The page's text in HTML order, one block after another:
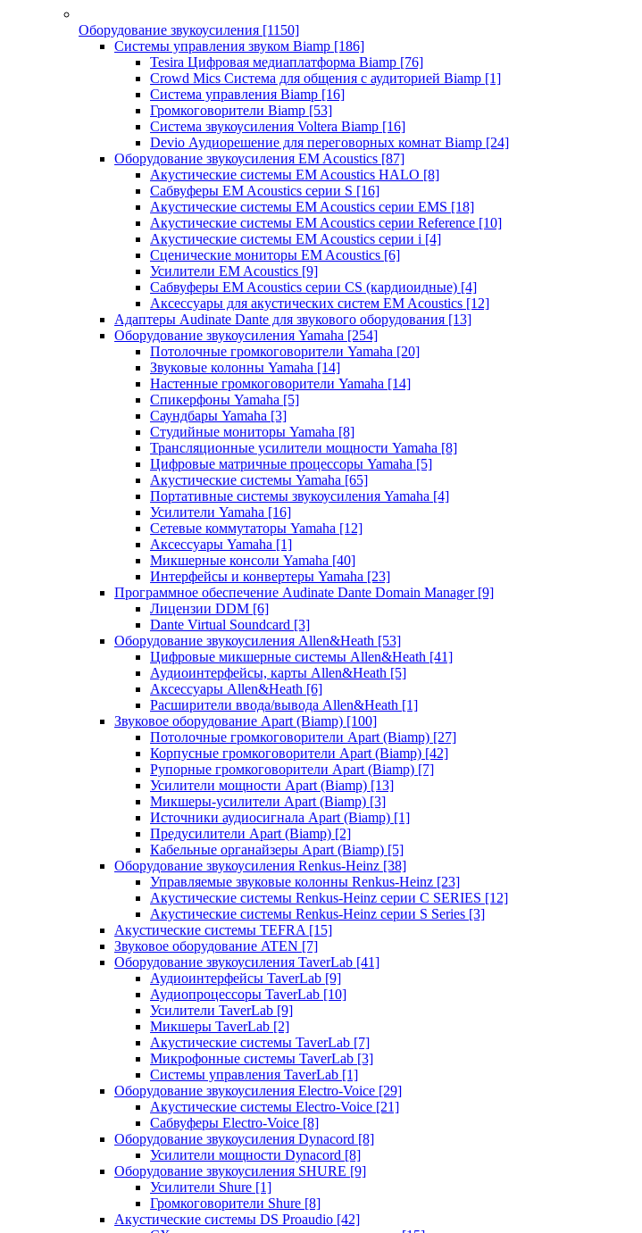
Оборудование звукоусиления [1150]
Системы управления звуком Biamp [186]
Tesira Цифровая медиаплатформа Biamp [76]
Crowd Mics Система для общения с аудиторией Biamp [1]
Система управления Biamp [16]
Громкоговорители Biamp [53]
Система звукоусиления Voltera Biamp [16]
Devio Аудиорешение для переговорных комнат Biamp [24]
Оборудование звукоусиления EM Acoustics [87]
Акустические системы EM Acoustics HALO [8]
Сабвуферы EM Acoustics серии S [16]
Акустические системы EM Acoustics серии EMS [18]
Акустические системы EM Acoustics серии Reference [10]
Акустические системы EM Acoustics серии i [4]
Сценические мониторы EM Acoustics [6]
Усилители EM Acoustics [9]
Сабвуферы EM Acoustics серии CS (кардиоидные) [4]
Аксессуары для акустических систем EM Acoustics [12]
Адаптеры Audinate Dante для звукового оборудования [13]
Оборудование звукоусиления Yamaha [254]
Потолочные громкоговорители Yamaha [20]
Звуковые колонны Yamaha [14]
Настенные громкоговорители Yamaha [14]
Спикерфоны Yamaha [5]
Саундбары Yamaha [3]
Студийные мониторы Yamaha [8]
Трансляционные усилители мощности Yamaha [8]
Цифровые матричные процессоры Yamaha [5]
Акустические системы Yamaha [65]
Портативные системы звукоусиления Yamaha [4]
Усилители Yamaha [16]
Сетевые коммутаторы Yamaha [12]
Аксессуары Yamaha [1]
Микшерные консоли Yamaha [40]
Интерфейсы и конвертеры Yamaha [23]
Программное обеспечение Audinate Dante Domain Manager [9]
Лицензии DDM [6]
Dante Virtual Soundcard [3]
Оборудование звукоусиления Allen&Heath [53]
Цифровые микшерные системы Allen&Heath [41]
Аудиоинтерфейсы, карты Allen&Heath [5]
Аксессуары Allen&Heath [6]
Расширители ввода/вывода Allen&Heath [1]
Звуковое оборудование Apart (Biamp) [100]
Потолочные громкоговорители Apart (Biamp) [27]
Корпусные громкоговорители Apart (Biamp) [42]
Рупорные громкоговорители Apart (Biamp) [7]
Усилители мощности Apart (Biamp) [13]
Микшеры-усилители Apart (Biamp) [3]
Источники аудиосигнала Apart (Biamp) [1]
Предусилители Apart (Biamp) [2]
Кабельные органайзеры Apart (Biamp) [5]
Оборудование звукоусиления Renkus-Heinz [38]
Управляемые звуковые колонны Renkus-Heinz [23]
Акустические системы Renkus-Heinz серии C SERIES [12]
Акустические системы Renkus-Heinz серии S Series [3]
Акустические системы TEFRA [15]
Звуковое оборудование ATEN [7]
Оборудование звукоусиления TaverLab [41]
Аудиоинтерфейсы TaverLab [9]
Аудиопроцессоры TaverLab [10]
Усилители TaverLab [9]
Микшеры TaverLab [2]
Акустические системы TaverLab [7]
Микрофонные системы TaverLab [3]
Системы управления TaverLab [1]
Оборудование звукоусиления Electro-Voice [29]
Акустические системы Electro-Voice [21]
Сабвуферы Electro-Voice [8]
Оборудование звукоусиления Dynacord [8]
Усилители мощности Dynacord [8]
Оборудование звукоусиления SHURE [9]
Усилители Shure [1]
Громкоговорители Shure [8]
Акустические системы DS Proaudio [42]